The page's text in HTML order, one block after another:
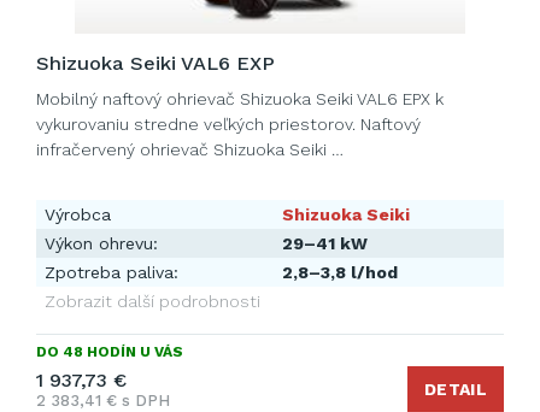
Shizuoka Seiki VAL6 EXP
Mobilný naftový ohrievač Shizuoka Seiki VAL6 EPX k
vykurovaniu stredne veľkých priestorov. Naftový
infračervený ohrievač Shizuoka Seiki …
Výrobca
Shizuoka Seiki
Výkon ohrevu:
29–41 kW
Zpotreba paliva:
2,8–3,8 l/hod
Zobrazit další podrobnosti
DO 48 HODÍN U VÁS
1 937,73 €
2 383,41 € s DPH
DETAIL